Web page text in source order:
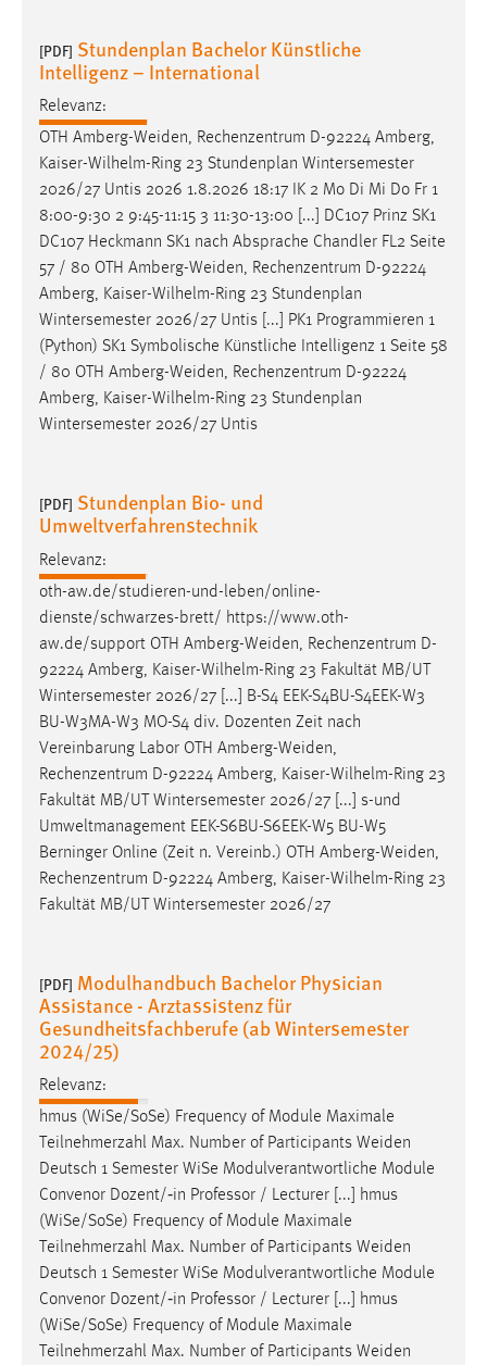
[PDF] Stundenplan Bachelor Künstliche
Intelligenz – International
Relevanz:
OTH Amberg-Weiden, Rechenzentrum D-92224 Amberg,
Kaiser-Wilhelm-Ring 23 Stundenplan Wintersemester
2026/27 Untis 2026 1.8.2026 18:17 IK 2 Mo Di Mi Do Fr 1
8:00-9:30 2 9:45-11:15 3 11:30-13:00 [...] DC107 Prinz SK1
DC107 Heckmann SK1 nach Absprache Chandler FL2 Seite
57 / 80 OTH Amberg-Weiden, Rechenzentrum D-92224
Amberg, Kaiser-Wilhelm-Ring 23 Stundenplan
Wintersemester 2026/27 Untis [...] PK1 Programmieren 1
(Python) SK1 Symbolische Künstliche Intelligenz 1 Seite 58
/ 80 OTH Amberg-Weiden, Rechenzentrum D-92224
Amberg, Kaiser-Wilhelm-Ring 23 Stundenplan
Wintersemester 2026/27 Untis
[PDF] Stundenplan Bio- und
Umweltverfahrenstechnik
Relevanz:
oth-aw.de/studieren-und-leben/online-
dienste/schwarzes-brett/ https://www.oth-
aw.de/support OTH Amberg-Weiden, Rechenzentrum D-
92224 Amberg, Kaiser-Wilhelm-Ring 23 Fakultät MB/UT
Wintersemester 2026/27 [...] B-S4 EEK-S4BU-S4EEK-W3
BU-W3MA-W3 MO-S4 div. Dozenten Zeit nach
Vereinbarung Labor OTH Amberg-Weiden,
Rechenzentrum D-92224 Amberg, Kaiser-Wilhelm-Ring 23
Fakultät MB/UT Wintersemester 2026/27 [...] s-und
Umweltmanagement EEK-S6BU-S6EEK-W5 BU-W5
Berninger Online (Zeit n. Vereinb.) OTH Amberg-Weiden,
Rechenzentrum D-92224 Amberg, Kaiser-Wilhelm-Ring 23
Fakultät MB/UT Wintersemester 2026/27
[PDF] Modulhandbuch Bachelor Physician
Assistance - Arztassistenz für
Gesundheitsfachberufe (ab Wintersemester
2024/25)
Relevanz:
hmus (WiSe/SoSe) Frequency of Module Maximale
Teilnehmerzahl Max. Number of Participants Weiden
Deutsch 1 Semester WiSe Modulverantwortliche Module
Convenor Dozent/‐in Professor / Lecturer [...] hmus
(WiSe/SoSe) Frequency of Module Maximale
Teilnehmerzahl Max. Number of Participants Weiden
Deutsch 1 Semester WiSe Modulverantwortliche Module
Convenor Dozent/‐in Professor / Lecturer [...] hmus
(WiSe/SoSe) Frequency of Module Maximale
Teilnehmerzahl Max. Number of Participants Weiden